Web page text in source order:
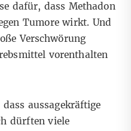
dafür, dass Methadon
Tumore wirkt. Und
Verschwörung
vorenthalten
aussagekräftige
dürften viele